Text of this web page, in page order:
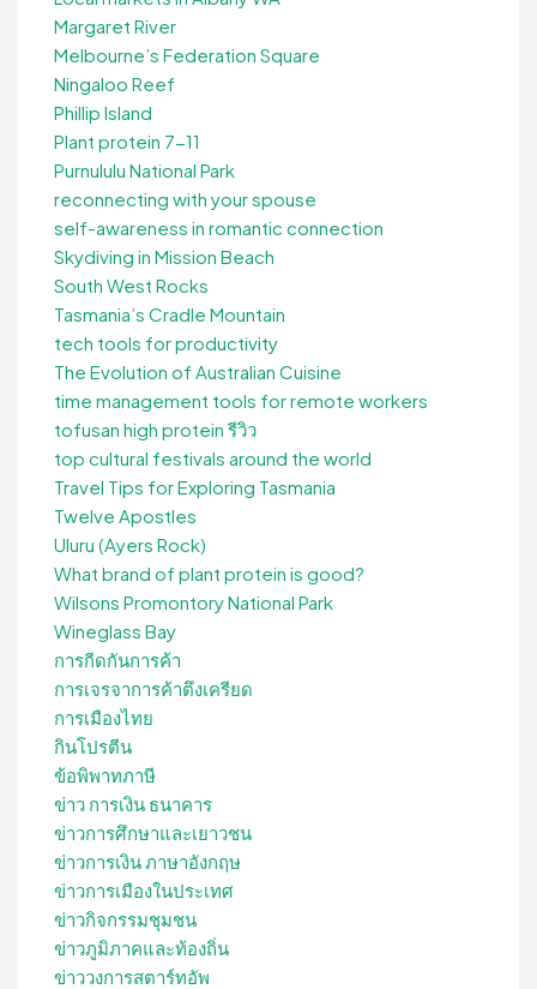
Margaret River
Melbourne’s Federation Square
Ningaloo Reef
Phillip Island
Plant protein 7-11
Purnululu National Park
reconnecting with your spouse
self-awareness in romantic connection
Skydiving in Mission Beach
South West Rocks
Tasmania’s Cradle Mountain
tech tools for productivity
The Evolution of Australian Cuisine
time management tools for remote workers
tofusan high protein รีวิว
top cultural festivals around the world
Travel Tips for Exploring Tasmania
Twelve Apostles
Uluru (Ayers Rock)
What brand of plant protein is good?
Wilsons Promontory National Park
Wineglass Bay
การกีดกันการค้า
การเจรจาการค้าตึงเครียด
การเมืองไทย
กินโปรตีน
ข้อพิพาทภาษี
ข่าว การเงิน ธนาคาร
ข่าวการศึกษาและเยาวชน
ข่าวการเงิน ภาษาอังกฤษ
ข่าวการเมืองในประเทศ
ข่าวกิจกรรมชุมชน
ข่าวภูมิภาคและท้องถิ่น
ข่าววงการสตาร์ทอัพ